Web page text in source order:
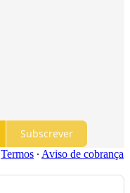
Subscrever
Termos ∙ Aviso de cobrança